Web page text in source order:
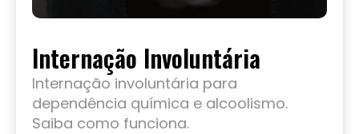
Internação Involuntária
Internação involuntária para
dependência química e alcoolismo.
Saiba como funciona.